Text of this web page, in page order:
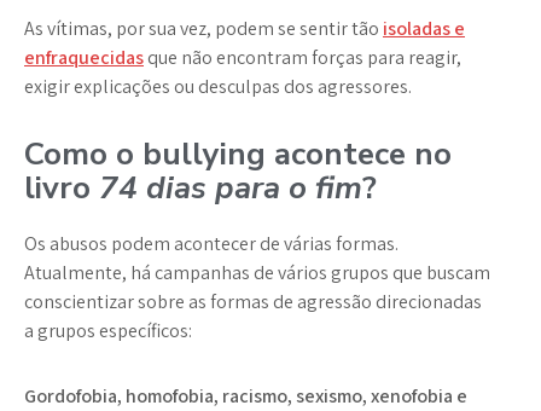
As vítimas, por sua vez, podem se sentir tão isoladas e
enfraquecidasque não encontram forças para reagir,
exigir explicações ou desculpas dos agressores.
Como o bullying acontece no
livro 74 dias para o fim?
Os abusos podem acontecer de várias formas.
Atualmente, há campanhas de vários grupos que buscam
conscientizar sobre as formas de agressão direcionadas
a grupos específicos:
Gordofobia, homofobia, racismo, sexismo, xenofobia e